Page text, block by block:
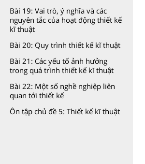
Bài 19: Vai trò, ý nghĩa và các
nguyên tắc của hoạt động thiết kế
kĩ thuật
Bài 20: Quy trình thiết kế kĩ thuật
Bài 21: Các yếu tố ảnh hưởng
trong quá trình thiết kế kĩ thuật
Bài 22: Một số nghề nghiệp liên
quan tới thiết kế
Ôn tập chủ đề 5: Thiết kế kĩ thuật